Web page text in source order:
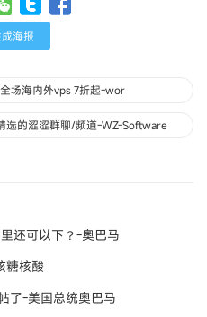
海报
场海内外vps 7折起-wor
选的涩涩群聊/频道-WZ-Software
还可以下？-奧巴马
糖核酸
了-美国总统奥巴马